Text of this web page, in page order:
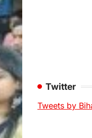
Twitter
Tweets by